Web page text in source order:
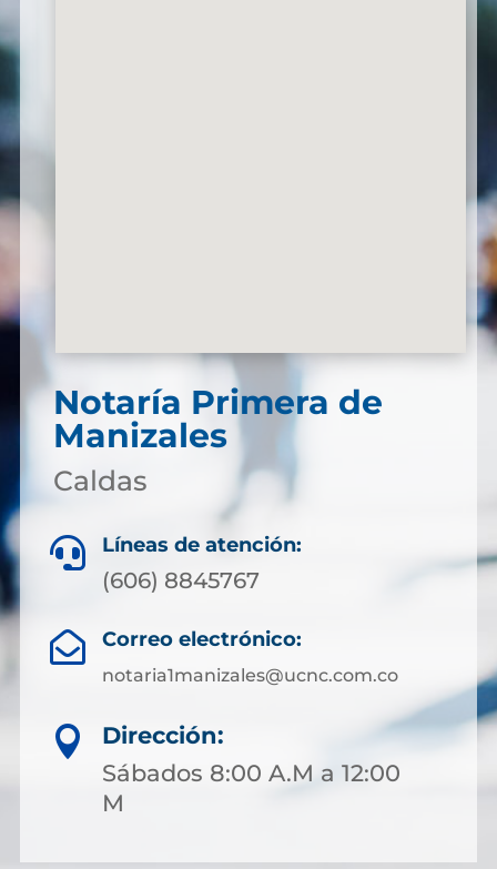
Notaría Primera de
Manizales
Caldas
 Líneas de atención:
(606) 8845767
 Correo electrónico:
notaria1manizales@ucnc.com.co

Dirección:
Sábados 8:00 A.M a 12:00
M